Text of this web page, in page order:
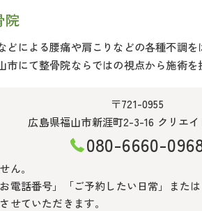
院
どによる腰痛や肩こりなどの各種不調
にて整骨院ならではの視点から施術を
〒721-0955
広島県福山市新涯町2-3-16 クリエイ
080-6660-
ん。
電話番号」「ご予約したい日常」また
せていただきます。